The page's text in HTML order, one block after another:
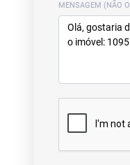
MENSAGEM (NÃO